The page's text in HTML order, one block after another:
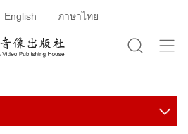
English ภาษาไทย